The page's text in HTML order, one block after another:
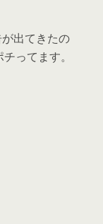
出てきたの
ってます。